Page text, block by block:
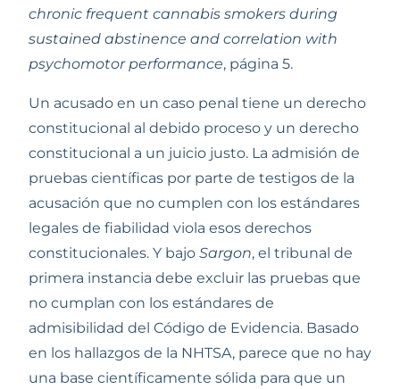
chronic frequent cannabis smokers during
sustained abstinence and correlation with
psychomotor performance, página 5.
Un acusado en un caso penal tiene un derecho
constitucional al debido proceso y un derecho
constitucional a un juicio justo. La admisión de
pruebas científicas por parte de testigos de la
acusación que no cumplen con los estándares
legales de fiabilidad viola esos derechos
constitucionales. Y bajo Sargon, el tribunal de
primera instancia debe excluir las pruebas que
no cumplan con los estándares de
admisibilidad del Código de Evidencia. Basado
en los hallazgos de la NHTSA, parece que no hay
una base científicamente sólida para que un